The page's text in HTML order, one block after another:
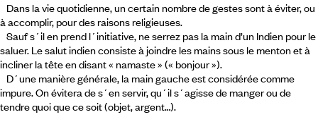
Dans la vie quotidienne, un certain nombre de gestes sont à éviter, ou
à accomplir, pour des raisons religieuses.
Sauf s´il en prend l´initiative, ne serrez pas la main d’un Indien pour le
saluer. Le salut indien consiste à joindre les mains sous le menton et à
incliner la tête en disant « namaste » (« bonjour »).
D´une manière générale, la main gauche est considérée comme
impure. On évitera de s´en servir, qu´il s´agisse de manger ou de
tendre quoi que ce soit (objet, argent…).